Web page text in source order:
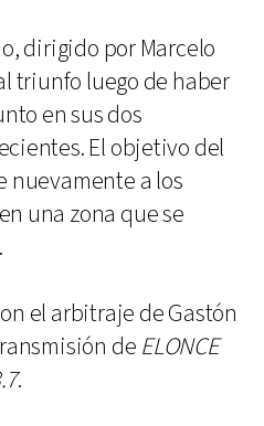
dirigido por Marcelo
triunfo luego de haber
en sus dos
El objetivo del
nuevamente a los
una zona que se
el arbitraje de Gastón
de ELONCE
.